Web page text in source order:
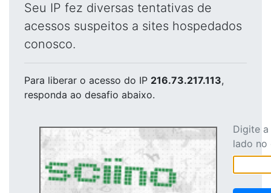
Seu IP fez diversas tentativas de
acessos suspeitos a sites hospedados
conosco.
Para liberar o acesso do IP 216.73.217.113,
responda ao desafio abaixo.
Digite
lado no